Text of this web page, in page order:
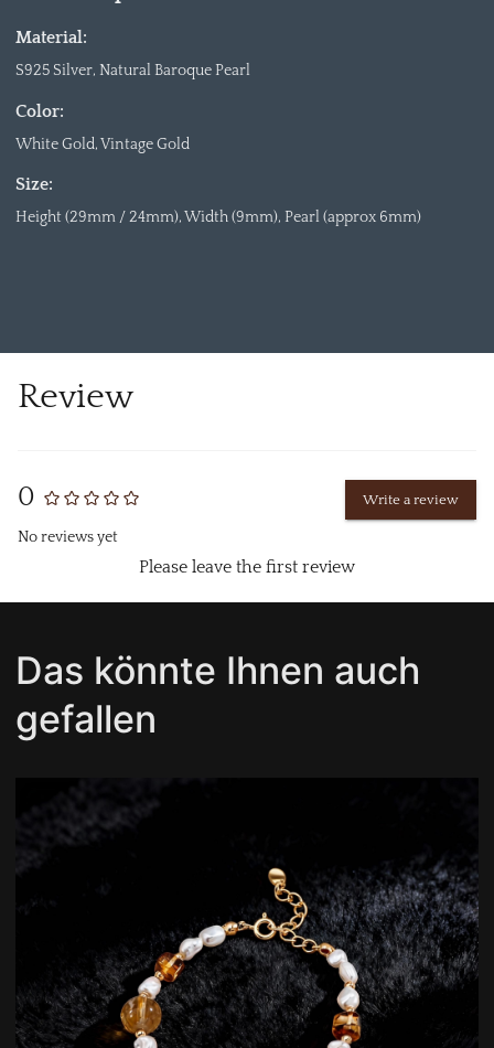
Material:
S925 Silver, Natural Baroque Pearl
Color:
White Gold, Vintage Gold
Size:
Height (29mm / 24mm), Width (9mm), Pearl (approx 6mm)
Review
0
No reviews yet
Write a review
Please leave the first review
Das könnte Ihnen auch
gefallen